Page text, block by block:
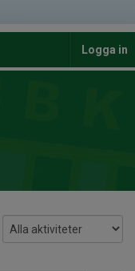
Logga in